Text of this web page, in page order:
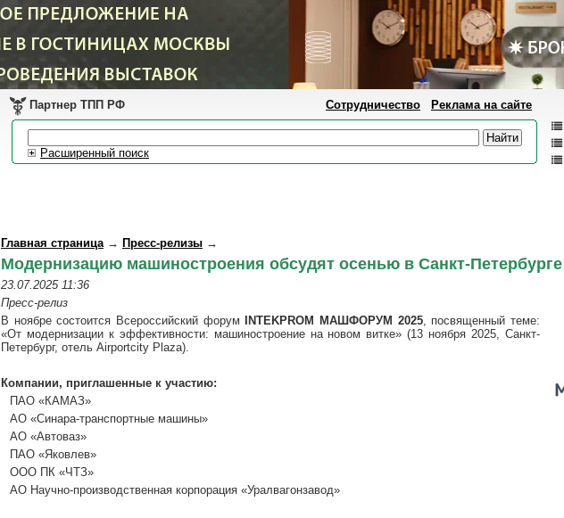
Партнер ТПП РФ Сотрудничество Реклама на сайте
Расширенный поиск
Главная страница→ Пресс-релизы →
Модернизацию машиностроения обсудят осенью в Санкт-Петербурге
23.07.2025 11:36
Пресс-релиз
В ноябре состоится Всероссийский форум
INTEKPROM МАШФОРУМ 2025, посвященный теме:
«От модернизации к эффективности: машиностроение на новом витке» (13 ноября 2025, Санкт-
Петербург, отель Airportcity Plaza).
Компании, приглашенные к участию:
ПАО «КАМАЗ»
АО «Синара-транспортные машины»
АО «Автоваз»
ПАО «Яковлев»
ООО ПК «ЧТЗ»
АО Научно-производственная корпорация «Уралвагонзавод»